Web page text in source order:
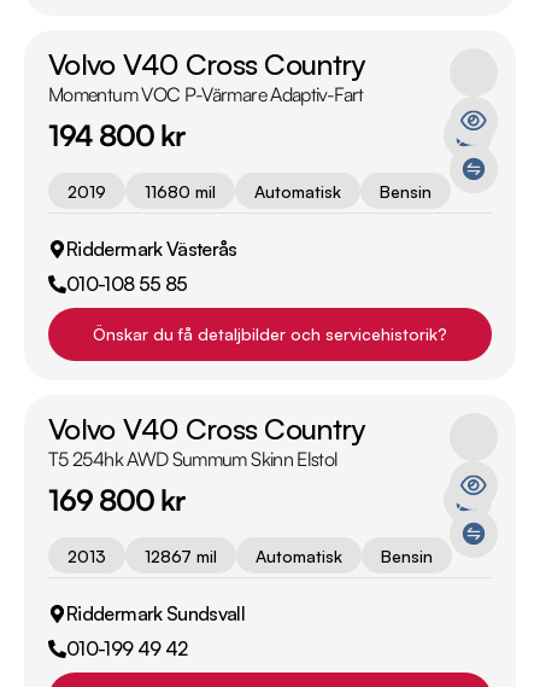
Volvo V40 Cross Country
Momentum VOC P-Värmare Adaptiv-Fart
194 800 kr
2019 11680 mil Automatisk Bensin
Riddermark Västerås
010-108 55 85
Önskar du få detaljbilder och servicehistorik?
Volvo V40 Cross Country
T5 254hk AWD Summum Skinn Elstol
169 800 kr
2013 12867 mil Automatisk Bensin
Riddermark Sundsvall
010-199 49 42